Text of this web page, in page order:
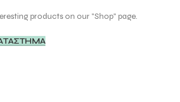
products on our "Shop" page.